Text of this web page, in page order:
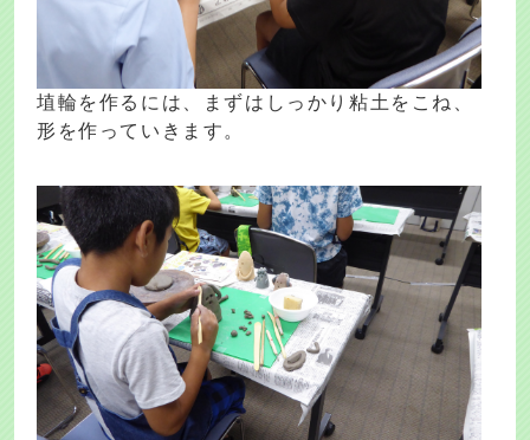
埴輪を作るには、まずはしっかり粘土をこね、
形を作っていきます。